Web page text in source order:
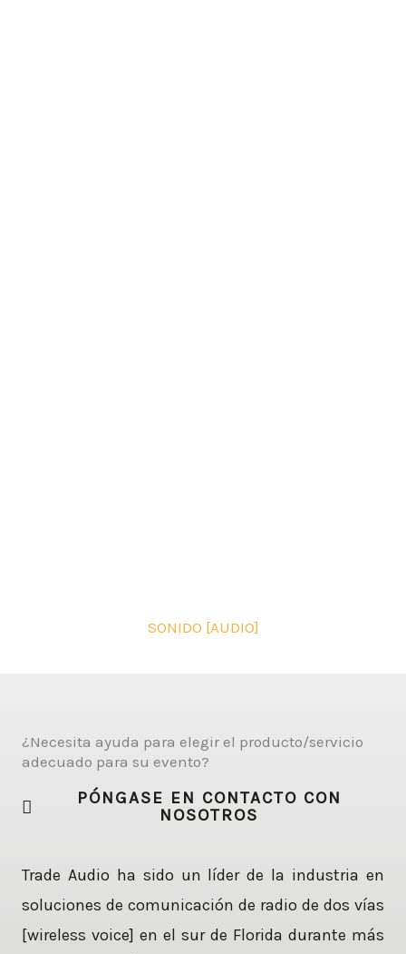
SONIDO [AUDIO]
¿Necesita ayuda para elegir el producto/servicio
adecuado para su evento?
PÓNGASE EN CONTACTO CON
NOSOTROS
Trade Audio ha sido un líder de la industria en
soluciones de comunicación de radio de dos vías
[wireless voice] en el sur de Florida durante más